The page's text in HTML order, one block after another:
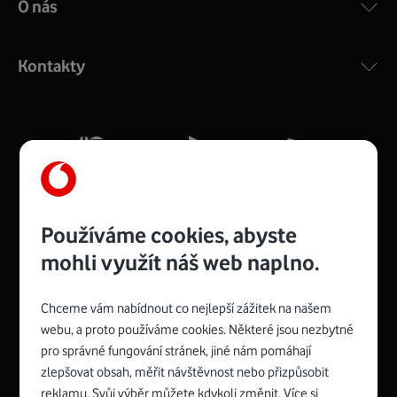
COMPAL CH7465VF
silný signál pro celou domácnost. Kompaktní rozměry 21
Více o COMPAL CH7465VF
Zyxel VMG8623-T50B:
Rozměry modemu jsou 16 x 22 x 7,5 cm (včetně stojánku)
Spojte se s Vodafonem
O nás
Kontakty
Používáme cookies, abyste
mohli využít náš web naplno.
Chceme vám nabídnout co nejlepší zážitek na našem
webu, a proto používáme cookies. Některé jsou nezbytné
pro správné fungování stránek, jiné nám pomáhají
zlepšovat obsah, měřit návštěvnost nebo přizpůsobit
reklamu. Svůj výběr můžete kdykoli změnit. Více si